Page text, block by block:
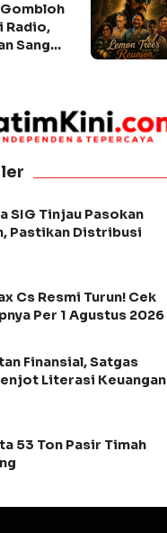
Radio,
Sang
SIG Tinjau Pasokan
Pastikan Distribusi
Cs Resmi Turun! Cek
Per 1 Agustus 2026
Finansial, Satgas
Literasi Keuangan
53 Ton Pasir Timah